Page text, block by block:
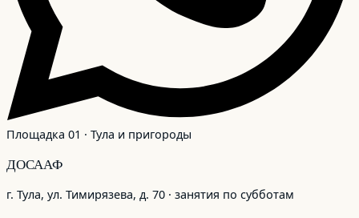
Площадка 01 · Тула и пригороды
ДОСААФ
г. Тула, ул. Тимирязева, д. 70 · занятия по субботам